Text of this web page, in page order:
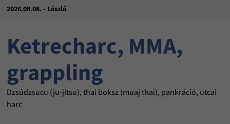
2026.08.08. - László
Ketrecharc, MMA,
grappling
Dzsúdzsucu (ju-jitsu), thai boksz (muaj thai), pankráció, utcai
harc